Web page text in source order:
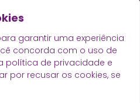
garantir uma experiência
concorda com o uso de
política de privacidade e
por recusar os cookies, se